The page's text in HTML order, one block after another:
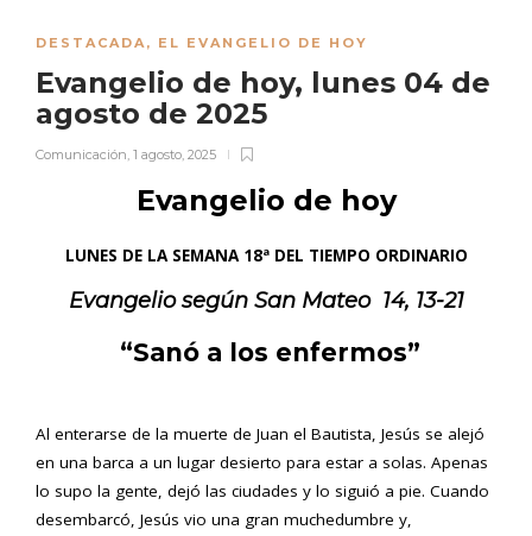
DESTACADA, EL EVANGELIO DE HOY
Evangelio de hoy, lunes 04 de
agosto de 2025
Comunicación, 1 agosto, 2025
Evangelio de hoy
LUNES DE LA SEMANA 18ª DEL TIEMPO ORDINARIO
Evangelio según San Mateo 14, 13-21
“Sanó a los enfermos”
Al enterarse de la muerte de Juan el Bautista, Jesús se alejó
en una barca a un lugar desierto para estar a solas. Apenas
lo supo la gente, dejó las ciudades y lo siguió a pie. Cuando
desembarcó, Jesús vio una gran muchedumbre y,